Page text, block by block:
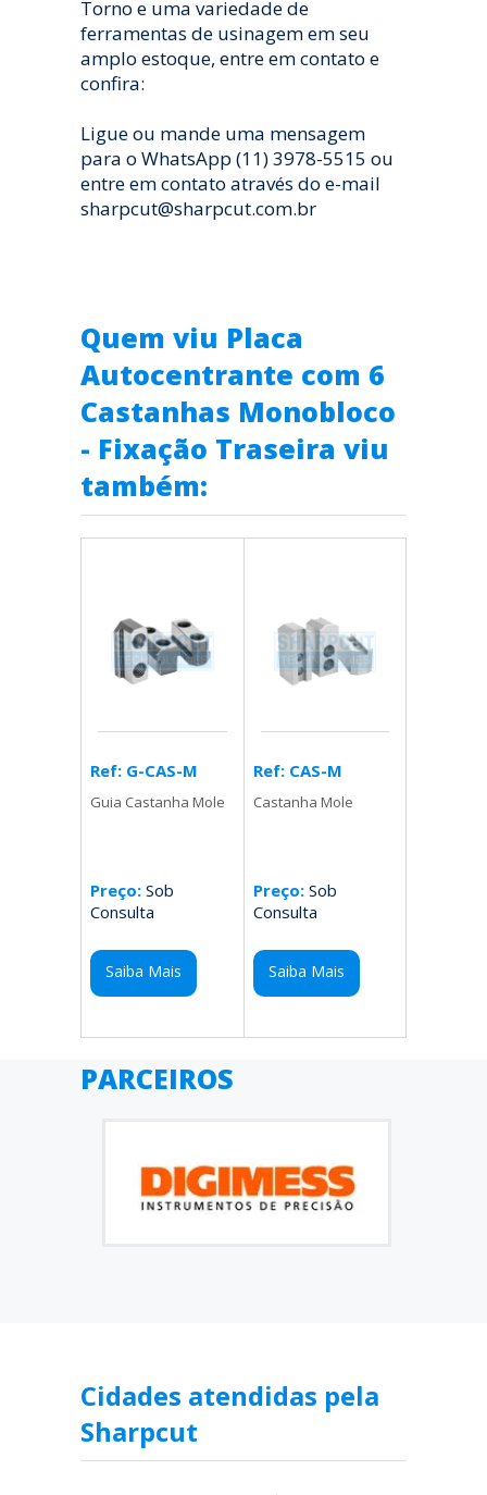
Torno e uma variedade de
ferramentas de usinagem em seu
amplo estoque, entre em contato e
confira:
Ligue ou mande uma mensagem
para o WhatsApp (11) 3978-5515 ou
entre em contato através do e-mail
sharpcut@sharpcut.com.br
Quem viu Placa
Autocentrante com 6
Castanhas Monobloco
- Fixação Traseira viu
também:
Ref: G-CAS-M
Guia Castanha Mole
Preço: Sob
Consulta
Saiba Mais
Ref: CAS-M
Castanha Mole
Preço:Sob
Consulta
Saiba Mais
PARCEIROS
Cidades atendidas pela
Sharpcut